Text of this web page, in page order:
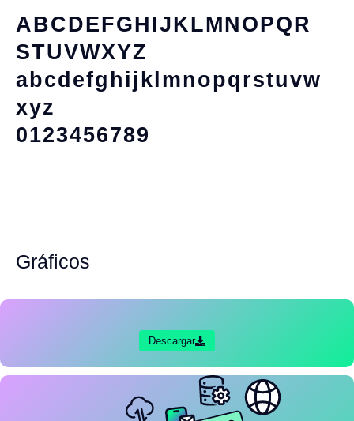
ABCDEFGHIJKLMNOPQR
STUVWXYZ
abcdefghijklmnopqrstuvw
xyz
0123456789
Gráficos
Descargar